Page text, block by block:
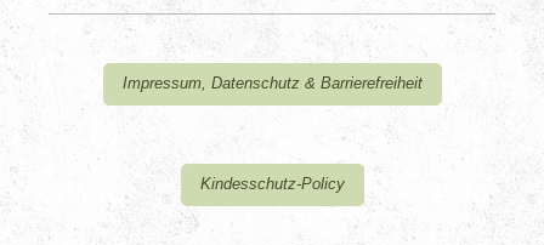
Impressum, Datenschutz & Barrierefreiheit
Kindesschutz-Policy